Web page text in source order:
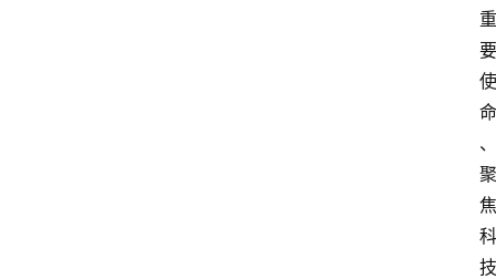
重
要
使
命
、
聚
焦
科
技